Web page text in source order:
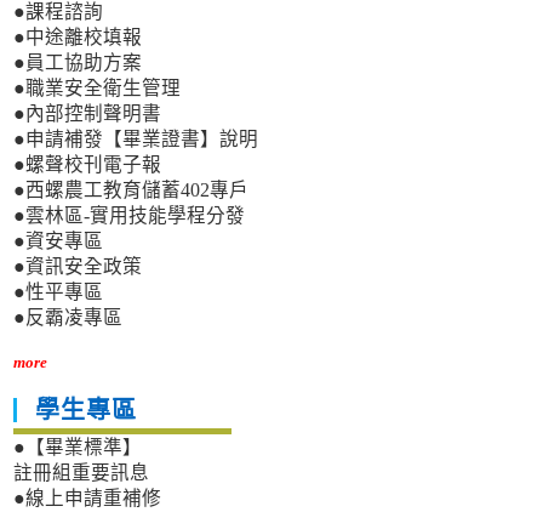
●課程諮詢
●中途離校填報
●員工協助方案
●職業安全衛生管理
●內部控制聲明書
●申請補發【畢業證書】說明
●螺聲校刊電子報
●西螺農工教育儲蓄402專戶
●雲林區-實用技能學程分發
●資安專區
●資訊安全政策
●性平專區
●反霸凌專區
more
學生專區
●【畢業標準】
註冊組重要訊息
●線上申請重補修